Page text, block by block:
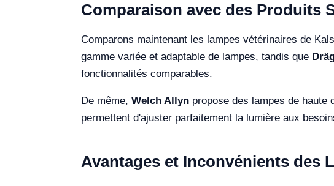
Comparaison avec des Produits
Comparons maintenant les lampes vétérinaires de
gamme variée et adaptable de lampes, tandis que
fonctionnalités comparables.
De même, Welch Allyn propose des lampes de
permettent d'ajuster parfaitement la lumière aux
Avantages et Inconvénients des